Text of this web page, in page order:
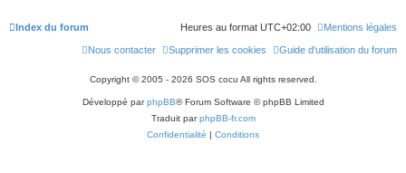
Index du forum Mentions légales
Heures au format UTC+02:00
Guide d'utilisation du forum
Supprimer les cookies
Nous contacter
Copyright © 2005 - 2026 SOS cocu All rights reserved.
Développé parphpBB® Forum Software © phpBB Limited
Traduit parphpBB-fr.com
Confidentialité | Conditions